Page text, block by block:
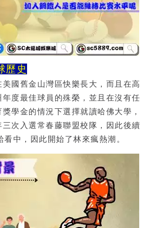
歷史
國舊金山灣區快樂長大，而且在高
年度最佳球員的殊榮，並且在沒有任
學金的情況下選擇就讀哈佛大學，
次入選常春藤聯盟校隊，因此後續
中，因此開始了林來瘋熱潮。